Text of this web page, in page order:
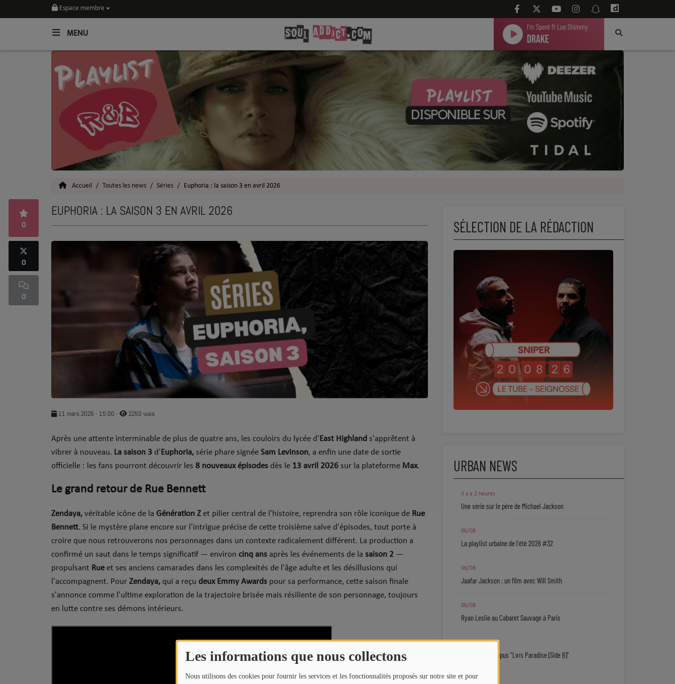
Les informations que nous collectons
Nous utilisons des cookies pour fournir les services et les fonctionnalités proposés sur notre site et pour
Espace membre
MENU
I’m Spent ft Loe Shimmy
Drake
Toutes les News
SOUL CULTURE
Talents
Top 5
SOUL ADDICT PLAY
Flash News
5 bonnes raisons
URBAN CULTURE
Accueil Toutes les news Séries Euphoria : la saison 3 en avril 2026
EUPHORIA : LA SAISON 3 EN AVRIL 2026
0
0
0
11 mars 2026 - 15:00 - 2250 vues
​Après une attente interminable de plus de quatre ans, les couloirs du lycée d' East Highland s'apprêtent à
vibrer à nouveau. La saison 3 d' Euphoria, série phare signée Sam Levinson, a enfin une date de sortie
officielle : les fans pourront découvrir les 8 nouveaux épisodes ​ dès le 13 avril 2026 sur la plateforme Max.
​Le grand retour de Rue Bennett
​Zendaya, véritable icône de la Génération Zet pilier central de l'histoire, reprendra son rôle iconique de Rue
Bennett. Si le mystère plane encore sur l'intrigue précise de cette troisième salve d'épisodes, tout porte à
croire que nous retrouverons nos personnages dans un contexte radicalement différent. ​La production a
confirmé un saut dans le temps significatif — environ cinq ans après les événements de la saison 2 —
propulsant Rueet ses anciens camarades dans les complexités de l'âge adulte et les désillusions qui
l'accompagnent. Pour Zendaya, qui a reçu deux Emmy Awards pour sa performance, cette saison finale
s'annonce comme l'ultime exploration de la trajectoire brisée mais résiliente de son personnage, toujours
en lutte contre ses démons intérieurs.
SÉLECTION DE LA RÉDACTION
URBAN NEWS
il y a 2 heures
Une série sur le père de Michael Jackson
06/08
La playlist urbaine de l'été 2026 #32
06/08
Jaafar Jackson : un film avec Will Smith
06/08
Ryan Leslie au Cabaret Sauvage à Paris
06/08
Isaiah Falls : l'opus "Lvrs Paradise (Side B)"
05/08